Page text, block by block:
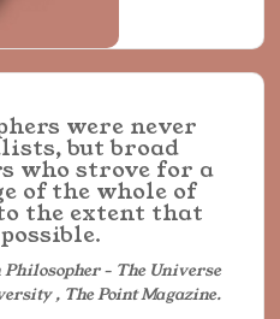
were never
but broad
who strove for a
of the whole of
the extent that
- The Universe
, The Point Magazine.